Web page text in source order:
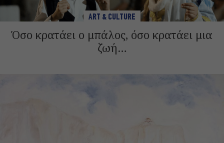
ART & CULTURE
Όσο κρατάει ο μπάλος, όσο κρατάει μια
ζωή…